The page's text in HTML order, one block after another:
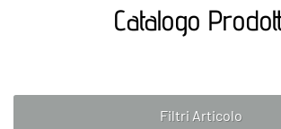
Catalogo
Filtri Articolo